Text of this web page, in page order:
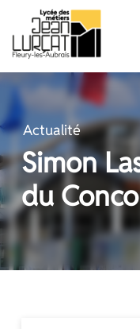
contenu
Actualité
Simon
du
Panneau de gestion des